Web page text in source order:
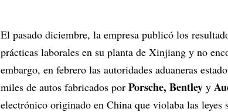
El pasado diciembre, la empresa publicó los
prácticas laborales en su planta de Xinjiang y no
embargo, en febrero las autoridades aduaneras
miles de autos fabricados por Porsche, Bentley y
electrónico originado en China que violaba las leyes